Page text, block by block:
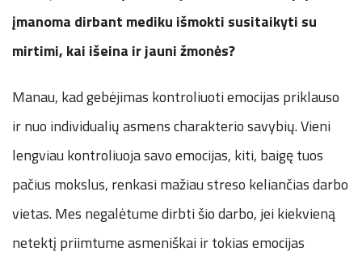
įmanoma dirbant mediku išmokti susitaikyti su
mirtimi, kai išeina ir jauni žmonės?
Manau, kad gebėjimas kontroliuoti emocijas priklauso
ir nuo individualių asmens charakterio savybių. Vieni
lengviau kontroliuoja savo emocijas, kiti, baigę tuos
pačius mokslus, renkasi mažiau streso keliančias darbo
vietas. Mes negalėtume dirbti šio darbo, jei kiekvieną
netektį priimtume asmeniškai ir tokias emocijas